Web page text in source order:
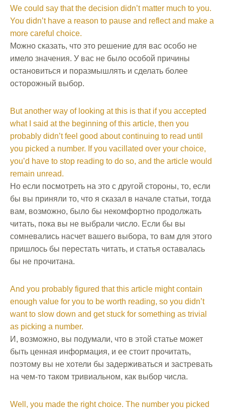
We could say that the decision didn’t matter much to you.
You didn’t have a reason to pause and reflect and make a
more careful choice.
Можно сказать, что это решение для вас особо не
имело значения. У вас не было особой причины
остановиться и поразмышлять и сделать более
осторожный выбор.
But another way of looking at this is that if you accepted
what I said at the beginning of this article, then you
probably didn’t feel good about continuing to read until
you picked a number. If you vacillated over your choice,
you’d have to stop reading to do so, and the article would
remain unread.
Но если посмотреть на это с другой стороны, то, если
бы вы приняли то, что я сказал в начале статьи, тогда
вам, возможно, было бы некомфортно продолжать
читать, пока вы не выбрали число. Если бы вы
сомневались насчет вашего выбора, то вам для этого
пришлось бы перестать читать, и статья оставалась
бы не прочитана.
And you probably figured that this article might contain
enough value for you to be worth reading, so you didn’t
want to slow down and get stuck for something as trivial
as picking a number.
И, возможно, вы подумали, что в этой статье может
быть ценная информация, и ее стоит прочитать,
поэтому вы не хотели бы задерживаться и застревать
на чем-то таком тривиальном, как выбор числа.
Well, you made the right choice. The number you picked